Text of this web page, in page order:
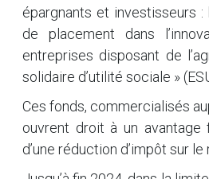
épargnants et investisseurs
de placement dans
entreprises disposant de
solidaire d’utilité sociale »
Ces fonds, commercialisés
ouvrent droit à un
d’une réduction d’impôt sur le